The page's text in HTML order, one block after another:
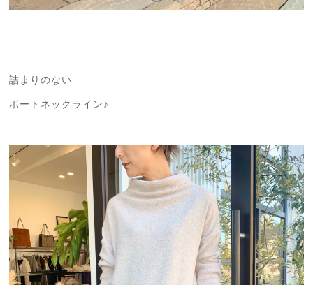
詰まりのない
ボートネックライン♪